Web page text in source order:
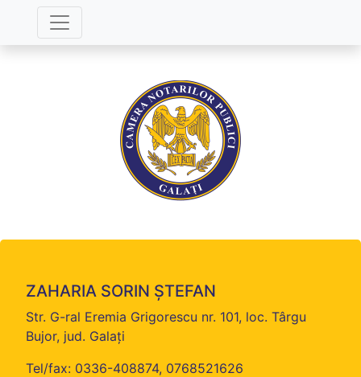
ZAHARIA SORIN ȘTEFAN
Str. G-ral Eremia Grigorescu nr. 101, loc. Târgu
Bujor, jud. Galați
Tel/fax: 0336-408874, 0768521626